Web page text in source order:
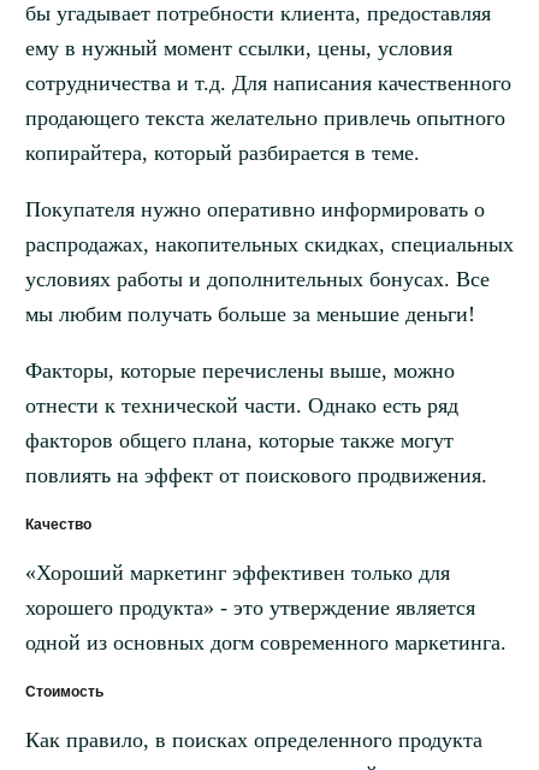
бы угадывает потребности клиента, предоставляя
ему в нужный момент ссылки, цены, условия
сотрудничества и т.д. Для написания качественного
продающего текста желательно привлечь опытного
копирайтера, который разбирается в теме.
Покупателя нужно оперативно информировать о
распродажах, накопительных скидках, специальных
условиях работы и дополнительных бонусах. Все
мы любим получать больше за меньшие деньги!
Факторы, которые перечислены выше, можно
отнести к технической части. Однако есть ряд
факторов общего плана, которые также могут
повлиять на эффект от поискового продвижения.
Качество
«Хороший маркетинг эффективен только для
хорошего продукта» - это утверждение является
одной из основных догм современного маркетинга.
Стоимость
Как правило, в поисках определенного продукта